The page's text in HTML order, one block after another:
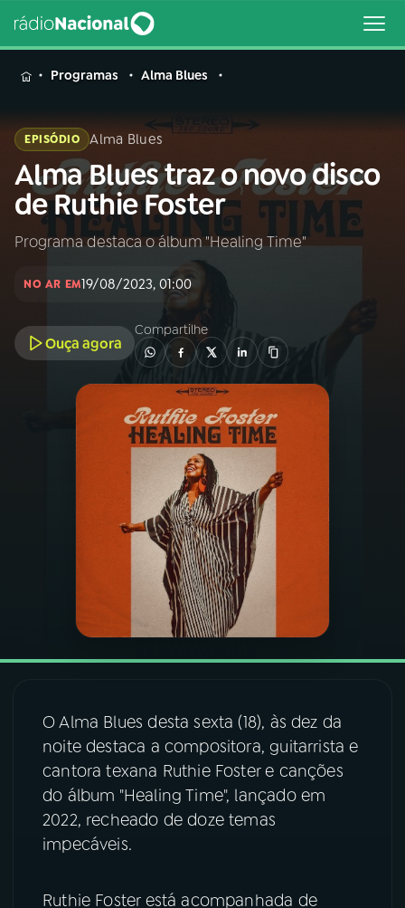
MENU
Buscar
na
Rádio
Nacional
Buscar
AO VIVO
01INÍCIO
A RÁDIO
PROGRAMAÇÃO
VIDEOCASTS
08FESTIVAL DE MÚSICA
ACOMPANHE A RÁDIO NACIONAL
YouTube
Instagram
Programas Alma Blues
EPISÓDIO Alma Blues
Alma Blues traz o novo disco
de Ruthie Foster
Programa destaca o álbum "Healing Time"
NO AR EM19/08/2023, 01:00
Ouça agora
Compartilhe
O Alma Blues desta sexta (18), às dez da
noite destaca a compositora, guitarrista e
cantora texana Ruthie Foster e canções
do álbum "Healing Time", lançado em
2022, recheado de doze temas
impecáveis.
Ruthie Foster está acompanhada de